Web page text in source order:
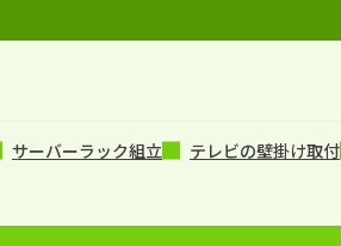
サーバーラック組立 テレビの壁掛け取付